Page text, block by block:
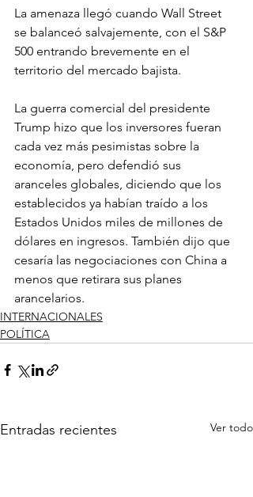
La amenaza llegó cuando Wall Street
se balanceó salvajemente, con el S&P
500 entrando brevemente en el
territorio del mercado bajista.
La guerra comercial del presidente
Trump hizo que los inversores fueran
cada vez más pesimistas sobre la
economía, pero defendió sus
aranceles globales, diciendo que los
establecidos ya habían traído a los
Estados Unidos miles de millones de
dólares en ingresos. También dijo que
cesaría las negociaciones con China a
menos que retirara sus planes
arancelarios.
INTERNACIONALES
POLÍTICA
Entradas recientes Ver todo